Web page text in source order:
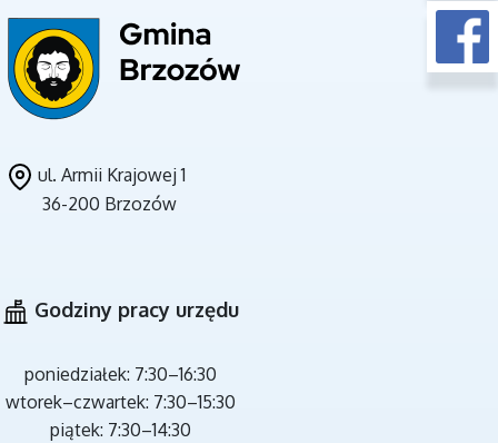
ul. Armii Krajowej 1
36-200 Brzozów
Godziny pracy urzędu
poniedziałek: 7:30–16:30
wtorek–czwartek: 7:30–15:30
piątek: 7:30–14:30